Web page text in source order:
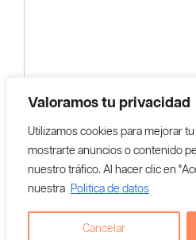
Valoramos tu privacidad
Utilizamos cookies para mejorar
mostrarte anuncios o contenido
nuestro tráfico. Al hacer clic en
nuestra Politica de datos
Cancelar